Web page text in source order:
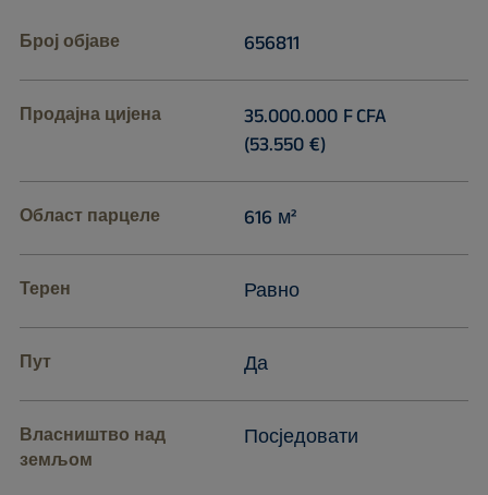
Број објаве 656811
Продајна цијена
35.000.000 F CFA
(53.550 €)
Област парцеле 616 м²
Терен Равно
Пут Да
Власништво над
земљом
Посједовати